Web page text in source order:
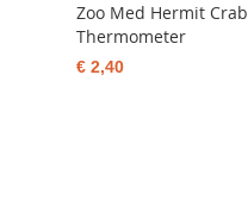
Zoo Med Hermit Crab
Thermometer
€ 2,40